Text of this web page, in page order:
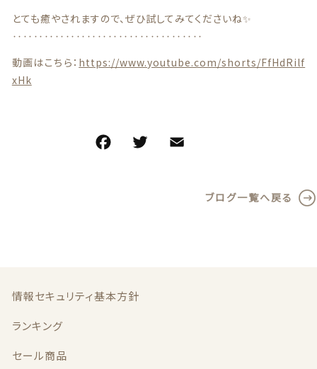
とても癒やされますので、ぜひ試してみてくださいね✨
‥‥‥‥‥‥‥‥‥‥‥‥‥‥‥‥‥‥
動画はこちら： https://www.youtube.com/shorts/FfHdRilf
xHk
k
ai
ブログ一覧へ戻る
情報セキュリティ基本方針
ランキング
セール商品